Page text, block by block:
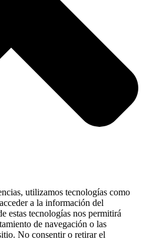
utilizamos tecnologías como
a la información del
estas tecnologías nos permitirá
de navegación o las
No consentir o retirar el